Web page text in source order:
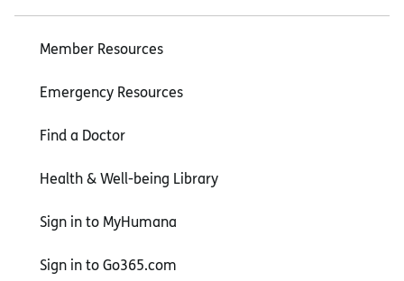
Member Resources
Emergency Resources
Find a Doctor
Health & Well-being Library
Sign in to MyHumana
Sign in to Go365.com